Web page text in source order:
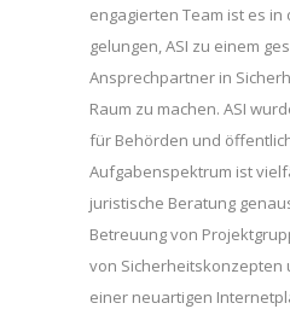
engagierten Team ist es in
gelungen, ASI zu einem
Ansprechpartner in
Raum zu machen. ASI
für Behörden und
Aufgabenspektrum ist
juristische Beratung
Betreuung von
von Sicherheitskonzepten
einer neuartigen